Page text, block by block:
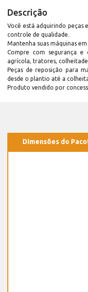
Descrição
Você está adquirindo peças
controle de qualidade.
Mantenha suas máquinas
Compre com segurança e
agrícola, tratores,
Peças de reposição para
desde o plantio até a
Produto vendido por
Dimensões do